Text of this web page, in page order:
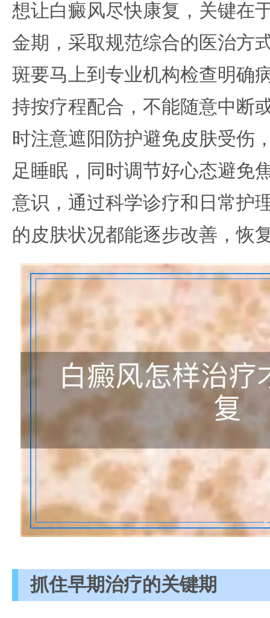
想让白癜风尽快康复，关键在
金期，采取规范综合的医治方
斑要马上到专业机构检查明确
持按疗程配合，不能随意中断
时注意遮阳防护避免皮肤受伤
足睡眠，同时调节好心态避免
意识，通过科学诊疗和日常护
的皮肤状况都能逐步改善，恢
抓住早期治疗的关键期